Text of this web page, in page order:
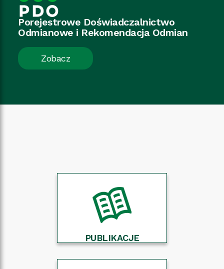
Porejestrowe Doświadczalnictwo
Odmianowe i Rekomendacja Odmian
Zobacz
PUBLIKACJE